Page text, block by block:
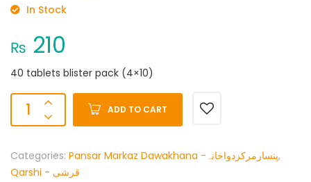
In Stock
₨ 210
40 tablets blister pack (4×10)
ADD TO CART
Categories: Pansar Markaz Dawakhana -پنسارمرکزدواخانہ,
Qarshi - قرشی